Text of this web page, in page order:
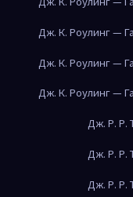
Дж. К. Роулинг —
Дж. К. Роулинг —
Дж. К. Роулинг —
Дж. Р. Р.
Дж. Р. Р.
Дж. Р. Р.